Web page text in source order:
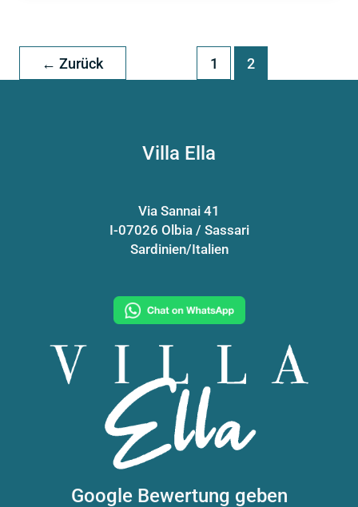
← Zurück 1 2
Villa Ella
Via Sannai 41
I-07026 Olbia / Sassari
Sardinien/Italien
Google Bewertung geben